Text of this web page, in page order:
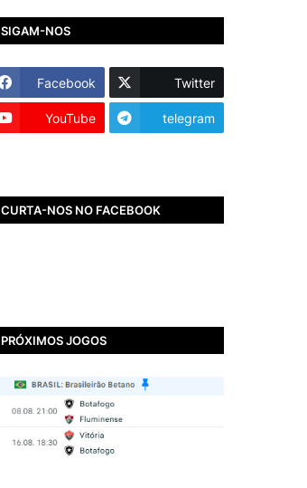
SIGAM-NOS
Facebook Twitter
YouTube telegram
CURTA-NOS NO FACEBOOK
PRÓXIMOS JOGOS
EXCLUSIVO: Pablo Marí